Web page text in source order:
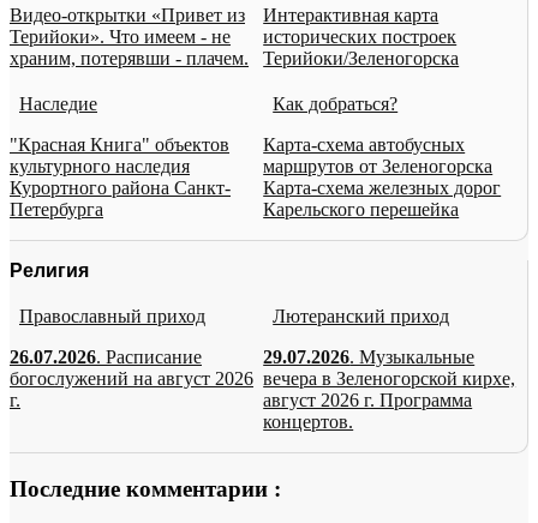
Видео-открытки «Привет из
Терийоки». Что имеем - не
храним, потерявши - плачем.
Интерактивная карта
исторических построек
Терийоки/Зеленогорска
Наследие
"Красная Книга" объектов
культурного наследия
Курортного района Санкт-
Петербурга
Как добраться?
Карта-схема автобусных
маршрутов от Зеленогорска
Карта-схема железных дорог
Карельского перешейка
Религия
Православный приход
26.07.2026. Расписание
богослужений на август 2026
г.
Лютеранский приход
29.07.2026. Музыкальные
вечера в Зеленогорской кирхе,
август 2026 г. Программа
концертов.
Последние комментарии :